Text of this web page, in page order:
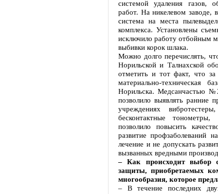
системой удаления газов,
работ. На никелевом заводе,
система на места
комплекса. Установлены
исключило работу отбойным
выбивки корок шлака.
Можно долго перечислять,
Норильской и Талнахской
отметить и тот факт, что за
материально-техническая
Норильска. Медсанчастью
позволило выявлять ранние
учреждениях
бесконтактные
позволило повысить
развитие профзаболеваний
лечение и не допускать
вызванных вредными
– Как происходит выбор
защиты, приобретаемых
многообразия, которое
– В течение последних